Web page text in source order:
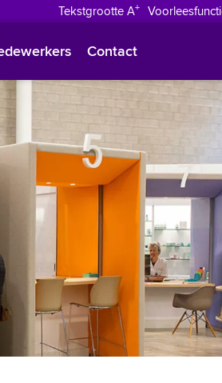
Tekstgrootte A+
Polski
Türkçe
Arabisch
Contact